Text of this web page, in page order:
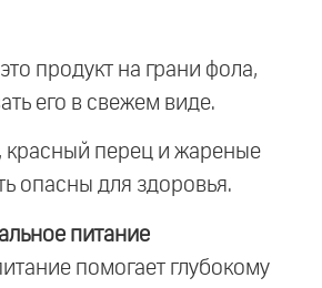
продукт на грани фола,
его в свежем виде.
красный перец и жареные
опасны для здоровья.
питание
помогает глубокому